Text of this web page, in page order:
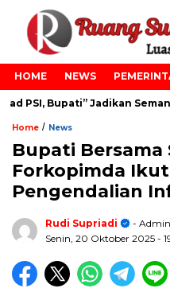
HOME NEWS
Bupati” Jadikan
Home / News
Bupati Bersama
Forkopimda
Pengendalian
Rudi Supriadi
- Admin
Senin, 20 Oktober 2025 -